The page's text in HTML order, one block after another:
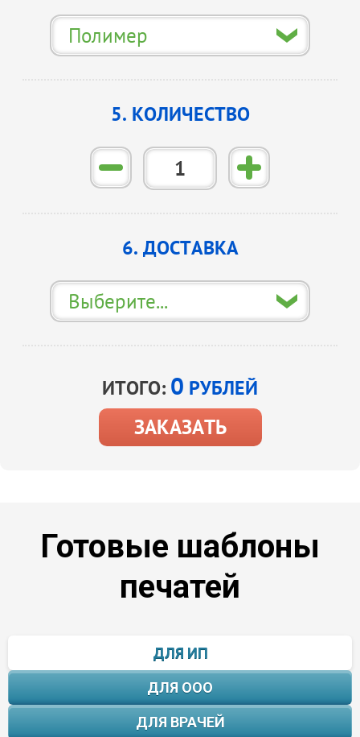
Полимер
5. КОЛИЧЕСТВО
6. ДОСТАВКА
Выберите...
ИТОГО: 0 РУБЛЕЙ
ЗАКАЗАТЬ
Готовые шаблоны
печатей
ДЛЯ ИП
ДЛЯ OOO
ДЛЯ ВРАЧЕЙ